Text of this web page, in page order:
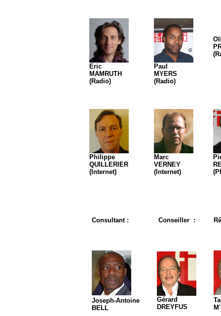
Eric
MAMRUTH
(Radio)
Paul
MYERS
(Radio)
Philippe
QUILLERIER
(Internet)
Marc
VERNEY
(Internet)
Consultant : Conseiller :
Joseph-Antoine
BELL
Gérard
DREYFUS